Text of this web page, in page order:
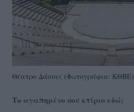
Θέατρο Δάσους (Φωτογράφια: ΚΘΒΕ)
Το αγαπημένο σου κτίριο εδώ;